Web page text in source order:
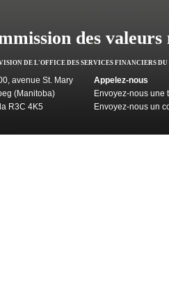
des
DE L'OFFICE DES SERVICES FINANCIERS
avenue St. Mary
(Manitoba)
R3C 4K5
Appelez-nous
Envoyez-nous une
Envoyez-nous un